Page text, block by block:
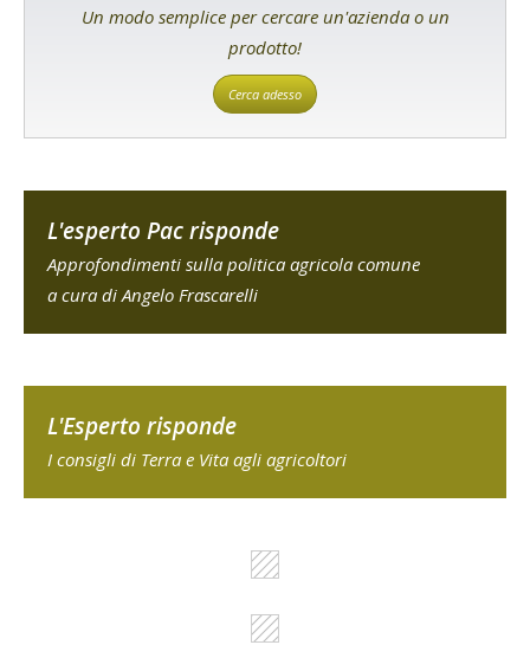
Un modo semplice per cercare un'azienda o un
prodotto!
Cerca adesso
L'esperto Pac risponde
Approfondimenti sulla politica agricola comune
a cura di Angelo Frascarelli
L'Esperto risponde
I consigli di Terra e Vita agli agricoltori